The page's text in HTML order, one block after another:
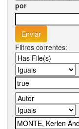
por
Filtros correntes: